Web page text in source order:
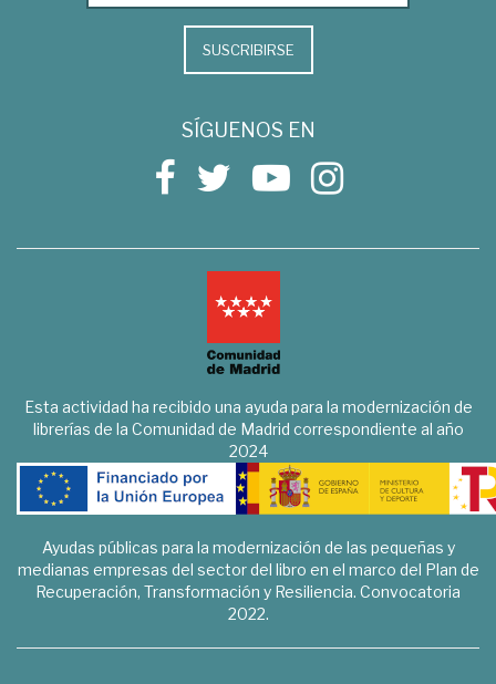
SUSCRIBIRSE
SÍGUENOS EN
Esta actividad ha recibido una ayuda para la modernización de
librerías de la Comunidad de Madrid correspondiente al año
2024
Ayudas públicas para la modernización de las pequeñas y
medianas empresas del sector del libro en el marco del Plan de
Recuperación, Transformación y Resiliencia. Convocatoria
2022.